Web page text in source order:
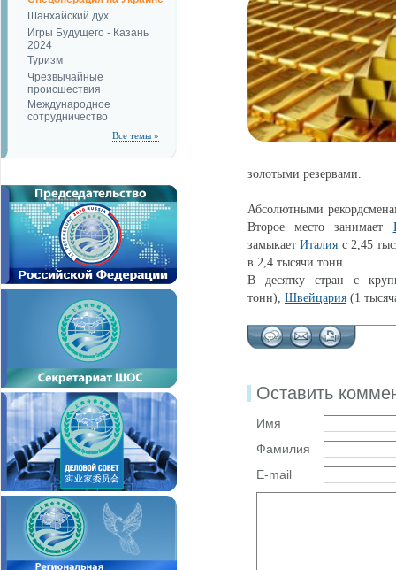
Шанхайский дух
Игры Будущего - Казань
2024
Туризм
Чрезвычайные
происшествия
Международное
сотрудничество
Все темы »
золотыми резервами.
Абсолютными
Второе место занимает
замыкаетИталия с 2,45
в 2,4 тысячи тонн.
В десятку стран с
тонн), Швейцария (1
Оставить
Имя
Фамилия
E-mail